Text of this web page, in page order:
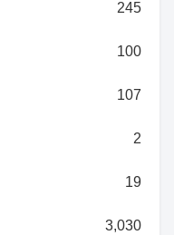
245
100
107
2
19
3,030